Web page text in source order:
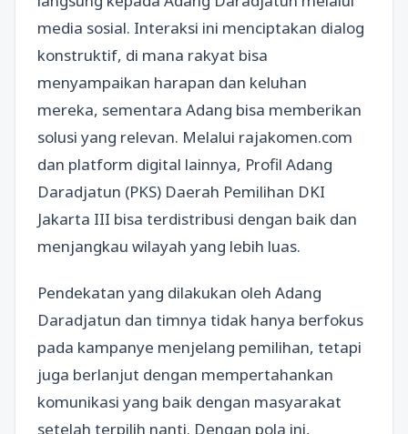
media sosial. Interaksi ini menciptakan dialog
konstruktif, di mana rakyat bisa
menyampaikan harapan dan keluhan
mereka, sementara Adang bisa memberikan
solusi yang relevan. Melalui rajakomen.com
dan platform digital lainnya, Profil Adang
Daradjatun (PKS) Daerah Pemilihan DKI
Jakarta III bisa terdistribusi dengan baik dan
menjangkau wilayah yang lebih luas.
Pendekatan yang dilakukan oleh Adang
Daradjatun dan timnya tidak hanya berfokus
pada kampanye menjelang pemilihan, tetapi
juga berlanjut dengan mempertahankan
komunikasi yang baik dengan masyarakat
setelah terpilih nanti. Dengan pola ini,